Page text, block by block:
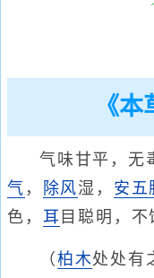
《
气味甘平，无
气 ， 除风湿， 安五
色， 耳 目聪明，不
（ 柏木处处有